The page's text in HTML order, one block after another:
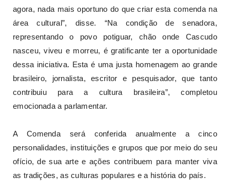
agora, nada mais oportuno do que criar esta comenda na
área cultural”, disse. “Na condição de senadora,
representando o povo potiguar, chão onde Cascudo
nasceu, viveu e morreu, é gratificante ter a oportunidade
dessa iniciativa. Esta é uma justa homenagem ao grande
brasileiro, jornalista, escritor e pesquisador, que tanto
contribuiu para a cultura brasileira”, completou
emocionada a parlamentar.
A Comenda será conferida anualmente a cinco
personalidades, instituições e grupos que por meio do seu
ofício, de sua arte e ações contribuem para manter viva
as tradições, as culturas populares e a história do país.